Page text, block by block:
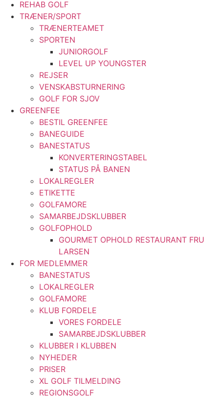
REHAB GOLF
TRÆNER/SPORT
TRÆNERTEAMET
SPORTEN
JUNIORGOLF
LEVEL UP YOUNGSTER
REJSER
VENSKABSTURNERING
GOLF FOR SJOV
GREENFEE
BESTIL GREENFEE
BANEGUIDE
BANESTATUS
KONVERTERINGSTABEL
STATUS PÅ BANEN
LOKALREGLER
ETIKETTE
GOLFAMORE
SAMARBEJDSKLUBBER
GOLFOPHOLD
GOURMET OPHOLD RESTAURANT FRU
LARSEN
FOR MEDLEMMER
BANESTATUS
LOKALREGLER
GOLFAMORE
KLUB FORDELE
VORES FORDELE
SAMARBEJDSKLUBBER
KLUBBER I KLUBBEN
NYHEDER
PRISER
XL GOLF TILMELDING
REGIONSGOLF